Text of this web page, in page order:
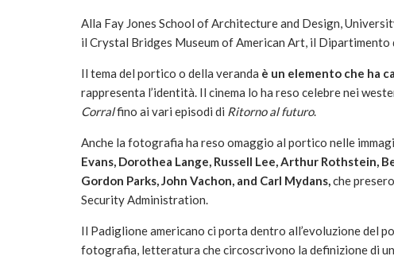
Alla Fay Jones School of Architecture and Design,
il Crystal Bridges Museum of American Art, il
Il tema del portico o della veranda è un elemento che ha
rappresenta l’identità. Il cinema lo ha reso celebre nei
Corralfino ai vari episodi di Ritorno al futuro.
Anche la fotografia ha reso omaggio al portico nelle
Evans, Dorothea Lange, Russell Lee, Arthur Rothstein,
Gordon Parks, John Vachon, and Carl Mydans,che
Security Administration.
Il Padiglione americano ci porta dentro all’evoluzione del
fotografia, letteratura che circoscrivono la definizione di